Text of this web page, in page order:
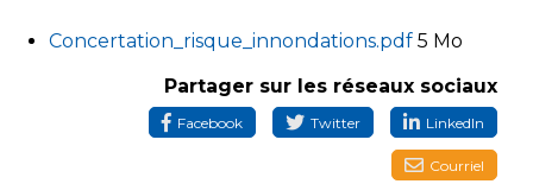
Concertation_risque_innondations.pdf 5 Mo
Partager sur les réseaux sociaux
Facebook Twitter LinkedIn
Courriel